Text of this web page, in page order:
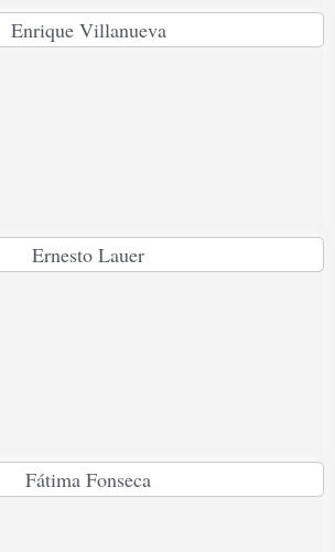
Enrique Villanueva
Ernesto Lauer
Fátima Fonseca